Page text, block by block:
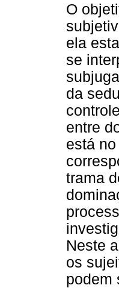
O
ela
se
da
entre
está
trama
Neste
os
podem